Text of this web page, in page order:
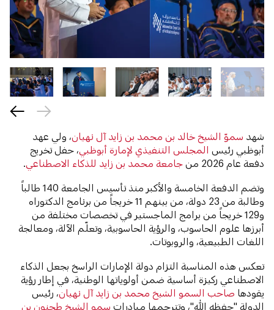
شهد سموّ الشيخ خالد بن محمد بن زايد آل نهيان، ولي عهد
أبوظبي رئيس المجلس التنفيذي لإمارة أبوظبي، حفل تخريج
دفعة عام 2026 من
جامعة محمد بن زايد للذكاء الاصطناعي.
وتضم الدفعة الخامسة والأكبر منذ تأسيس الجامعة 140 طالباً
وطالبة من 23 دولة، من بينهم 11 خريجاً من برنامج الدكتوراه
و129 خريجاً من برامج الماجستير في تخصصات مختلفة من
أبرزها علوم الحاسوب، والرؤية الحاسوبية، وتعلّم الآلة، ومعالجة
اللغات الطبيعية، والروبوتات.
تعكس هذه المناسبة التزام دولة الإمارات الراسخ بجعل الذكاء
الاصطناعي ركيزة أساسية ضمن أولوياتها الوطنية، في إطار رؤية
يقودها صاحب السمو الشيخ محمد بن زايد آل نهيان، رئيس
الدولة "حفظه الله"، وتترجمها مبادرات سمو الشيخ طحنون بن